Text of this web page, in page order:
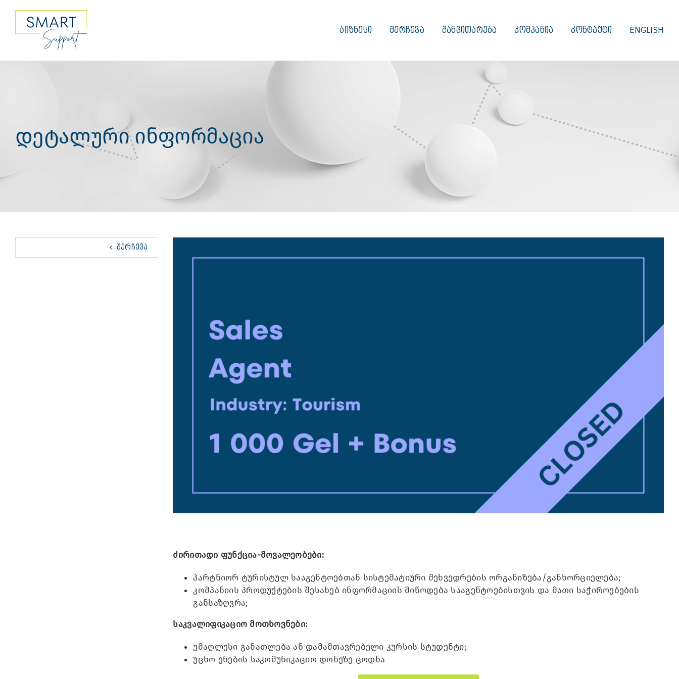
content
ᲑᲘᲖᲜᲔᲡᲘ ᲨᲔᲠᲩᲔᲕᲐ ᲒᲐᲜᲕᲘᲗᲐᲠᲔᲑᲐ ᲙᲝᲛᲞᲐᲜᲘᲐ ᲙᲝᲜᲢᲐᲥᲢᲘ ENGLISH
დეტალური ინფორმაცია
Larger
ძირითადი ფუნქცია-მოვალეობები:
პარტნიორ ტურისტულ სააგენტოებთან სისტემატიური შეხვედრების ორგანიზება/განხორციელება;
კომპანიის პროდუქტების შესახებ ინფორმაციის მიწოდება სააგენტოებისთვის და მათი საჭიროებების
განსაზღვრა;
საკვალიფიკაციო მოთხოვნები:
უმაღლესი განათლება ან დამამთავრებელი კურსის სტუდენტი;
უცხო ენების საკომუნიკაციო დონეზე ცოდნა
ᲨᲔᲠᲩᲔᲕᲐ